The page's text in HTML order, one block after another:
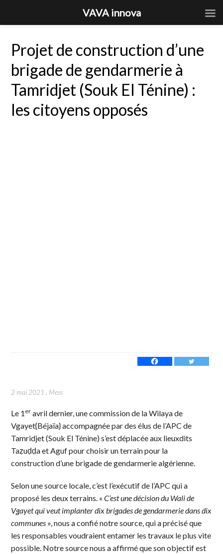
Projet de construction d’une
brigade de gendarmerie à
Tamridjet (Souk El Ténine) :
les citoyens opposés
2 mai 2021 , Mess
Le 1 er avril dernier, une commission de la Wilaya de
Vgayet{Béjaïa} accompagnée par des élus de l’APC de
Tamridjet (Souk El Ténine) s’est déplacée aux lieuxdits
Taẓuḍḍa et Aguf pour choisir un terrain pour la
construction d’une brigade de gendarmerie algérienne.
Selon une source locale, c’est l’exécutif de l’APC qui a
proposé les deux terrains. «C’est une décision du Wali de
Vgayet qui veut implanter dix brigades de gendarmerie dans dix
communes », nous a confié notre source, qui a précisé que
les responsables voudraient entamer les travaux le plus vite
possible. Notre source nous a affirmé que son objectif est
VAVA innova